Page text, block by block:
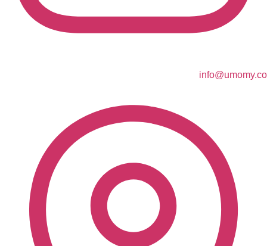
info@umomy.co